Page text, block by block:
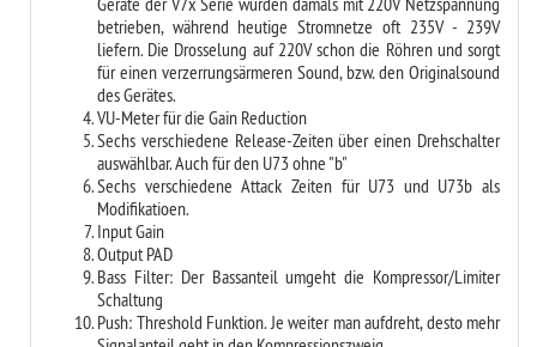
betrieben, während heutige Stromnetze oft 235V - 239V
liefern. Die Drosselung auf 220V schon die Röhren und sorgt
für einen verzerrungsärmeren Sound, bzw. den Originalsound
des Gerätes.
VU-Meter für die Gain Reduction
Sechs verschiedene Release-Zeiten über einen Drehschalter
auswählbar. Auch für den U73 ohne "b"
Sechs verschiedene Attack Zeiten für U73 und U73b als
Modifikatioen.
Input Gain
Output PAD
Bass Filter: Der Bassanteil umgeht die Kompressor/Limiter
Schaltung
Push: Threshold Funktion. Je weiter man aufdreht, desto mehr